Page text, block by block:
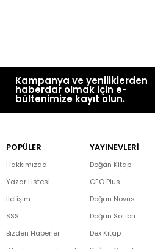
Kampanya ve yeniliklerden
haberdar olmak için e-
bültenimize kayıt olun.
POPÜLER
Hakkımızda
Yazar Listesi
İletişim
SSS
Bizden Haberler
YAYINEVLERİ
Doğan Kitap
CEO Plus
Doğan Novus
Doğan SoLibri
Dex Kitap